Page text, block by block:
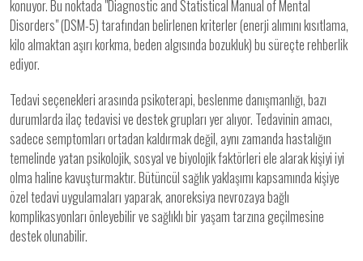
konuyor. Bu noktada "Diagnostic and Statistical Manual of Mental
Disorders" (DSM-5) tarafından belirlenen kriterler (enerji alımını kısıtlama,
kilo almaktan aşırı korkma, beden algısında bozukluk) bu süreçte rehberlik
ediyor.
Tedavi seçenekleri arasında psikoterapi, beslenme danışmanlığı, bazı
durumlarda ilaç tedavisi ve destek grupları yer alıyor. Tedavinin amacı,
sadece semptomları ortadan kaldırmak değil, aynı zamanda hastalığın
temelinde yatan psikolojik, sosyal ve biyolojik faktörleri ele alarak kişiyi iyi
olma haline kavuşturmaktır. Bütüncül sağlık yaklaşımı kapsamında kişiye
özel tedavi uygulamaları yaparak, anoreksiya nevrozaya bağlı
komplikasyonları önleyebilir ve sağlıklı bir yaşam tarzına geçilmesine
destek olunabilir.